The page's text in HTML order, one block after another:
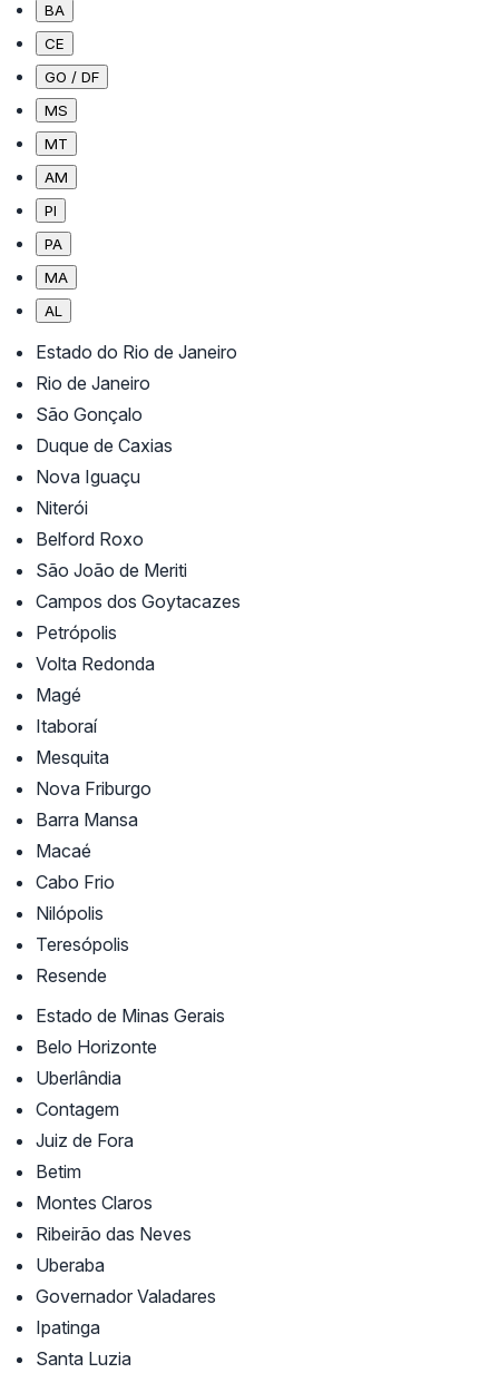
BA
CE
GO / DF
MS
MT
AM
PI
PA
MA
AL
Estado do Rio de Janeiro
Rio de Janeiro
São Gonçalo
Duque de Caxias
Nova Iguaçu
Niterói
Belford Roxo
São João de Meriti
Campos dos Goytacazes
Petrópolis
Volta Redonda
Magé
Itaboraí
Mesquita
Nova Friburgo
Barra Mansa
Macaé
Cabo Frio
Nilópolis
Teresópolis
Resende
Estado de Minas Gerais
Belo Horizonte
Uberlândia
Contagem
Juiz de Fora
Betim
Montes Claros
Ribeirão das Neves
Uberaba
Governador Valadares
Ipatinga
Santa Luzia